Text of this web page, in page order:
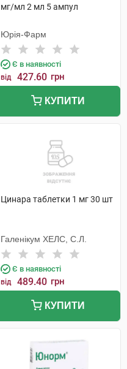
мг/мл 2 мл 5 ампул
Юрія-Фарм
Є в наявності
від 427.60 грн
КУПИТИ
Цинара таблетки 1 мг 30 шт
Галенікум ХЕЛС, С.Л.
Є в наявності
від 489.40 грн
КУПИТИ